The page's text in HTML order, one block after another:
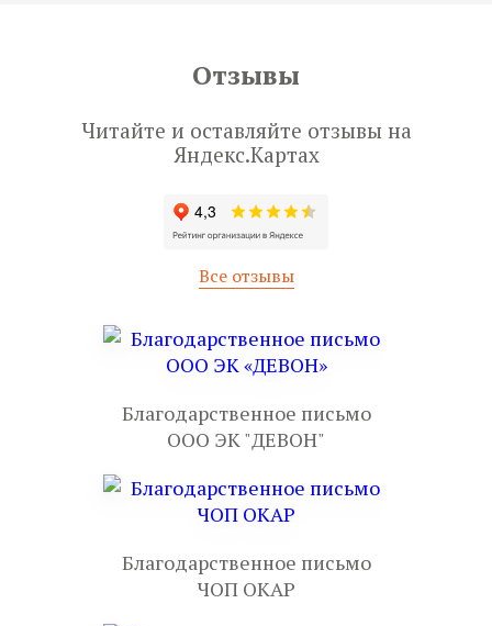
Отзывы
Читайте и оставляйте отзывы на
Яндекс.Картах
Все отзывы
Благодарственное письмо
ООО ЭК "ДЕВОН"
Благодарственное письмо
ЧОП ОКАР